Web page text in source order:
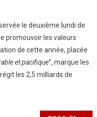
le deuxième lundi de
promouvoir les valeurs
de cette année, placée
et pacifique”, marque les
les 2,5 milliards de